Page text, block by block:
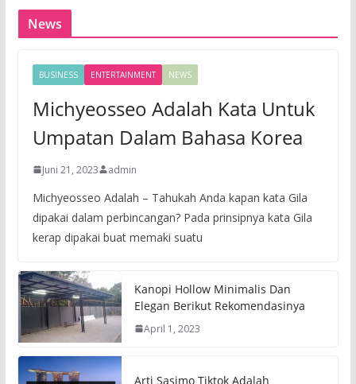
News
BUSINESS ENTERTAINMENT NEWS
Michyeosseo Adalah Kata Untuk
Umpatan Dalam Bahasa Korea
Juni 21, 2023 admin
Michyeosseo Adalah – Tahukah Anda kapan kata Gila
dipakai dalam perbincangan? Pada prinsipnya kata Gila
kerap dipakai buat memaki suatu
Kanopi Hollow Minimalis Dan
Elegan Berikut Rekomendasinya
April 1, 2023
Arti Sasimo Tiktok Adalah